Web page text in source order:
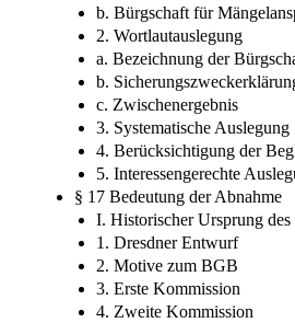
b. Bürgschaft für
2. Wortlautauslegung
a. Bezeichnung der
b.
c. Zwischenergebnis
3. Systematische Auslegung
4. Berücksichtigung der
5. Interessengerechte
§ 17 Bedeutung der Abnahme
I. Historischer Ursprung
1. Dresdner Entwurf
2. Motive zum BGB
3. Erste Kommission
4. Zweite Kommission